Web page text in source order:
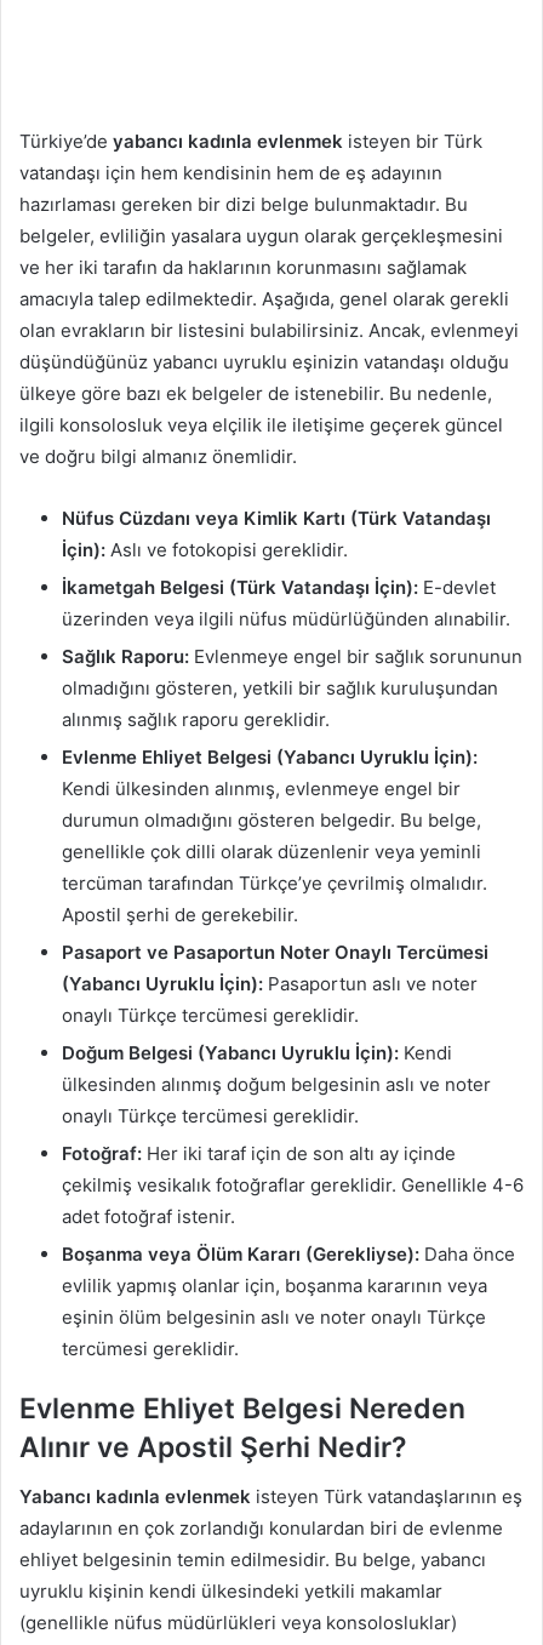
Türkiye’de yabancı kadınla evlenmek isteyen bir Türk
vatandaşı için hem kendisinin hem de eş adayının
hazırlaması gereken bir dizi belge bulunmaktadır. Bu
belgeler, evliliğin yasalara uygun olarak gerçekleşmesini
ve her iki tarafın da haklarının korunmasını sağlamak
amacıyla talep edilmektedir. Aşağıda, genel olarak gerekli
olan evrakların bir listesini bulabilirsiniz. Ancak, evlenmeyi
düşündüğünüz yabancı uyruklu eşinizin vatandaşı olduğu
ülkeye göre bazı ek belgeler de istenebilir. Bu nedenle,
ilgili konsolosluk veya elçilik ile iletişime geçerek güncel
ve doğru bilgi almanız önemlidir.
Nüfus Cüzdanı veya Kimlik Kartı (Türk Vatandaşı
İçin): Aslı ve fotokopisi gereklidir.
İkametgah Belgesi (Türk Vatandaşı İçin): E-devlet
üzerinden veya ilgili nüfus müdürlüğünden alınabilir.
Sağlık Raporu: Evlenmeye engel bir sağlık sorununun
olmadığını gösteren, yetkili bir sağlık kuruluşundan
alınmış sağlık raporu gereklidir.
Evlenme Ehliyet Belgesi (Yabancı Uyruklu İçin):
Kendi ülkesinden alınmış, evlenmeye engel bir
durumun olmadığını gösteren belgedir. Bu belge,
genellikle çok dilli olarak düzenlenir veya yeminli
tercüman tarafından Türkçe’ye çevrilmiş olmalıdır.
Apostil şerhi de gerekebilir.
Pasaport ve Pasaportun Noter Onaylı Tercümesi
(Yabancı Uyruklu İçin): Pasaportun aslı ve noter
onaylı Türkçe tercümesi gereklidir.
Doğum Belgesi (Yabancı Uyruklu İçin): Kendi
ülkesinden alınmış doğum belgesinin aslı ve noter
onaylı Türkçe tercümesi gereklidir.
Fotoğraf: Her iki taraf için de son altı ay içinde
çekilmiş vesikalık fotoğraflar gereklidir. Genellikle 4-6
adet fotoğraf istenir.
Boşanma veya Ölüm Kararı (Gerekliyse): Daha önce
evlilik yapmış olanlar için, boşanma kararının veya
eşinin ölüm belgesinin aslı ve noter onaylı Türkçe
tercümesi gereklidir.
Evlenme Ehliyet Belgesi Nereden
Alınır ve Apostil Şerhi Nedir?
Yabancı kadınla evlenmek isteyen Türk vatandaşlarının eş
adaylarının en çok zorlandığı konulardan biri de evlenme
ehliyet belgesinin temin edilmesidir. Bu belge, yabancı
uyruklu kişinin kendi ülkesindeki yetkili makamlar
(genellikle nüfus müdürlükleri veya konsolosluklar)